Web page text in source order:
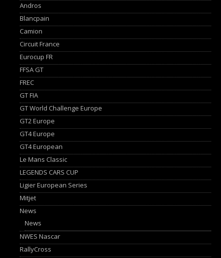
Andros
Blancpain
Camion
Circuit France
Eurocup FR
FFSA GT
FREC
GT FIA
GT World Challenge Europe
GT2 Europe
GT4 Europe
GT4 European
Le Mans Classic
LEGENDS CARS CUP
Ligier European Series
Mitjet
News
News
NWES Nascar
RallyCross